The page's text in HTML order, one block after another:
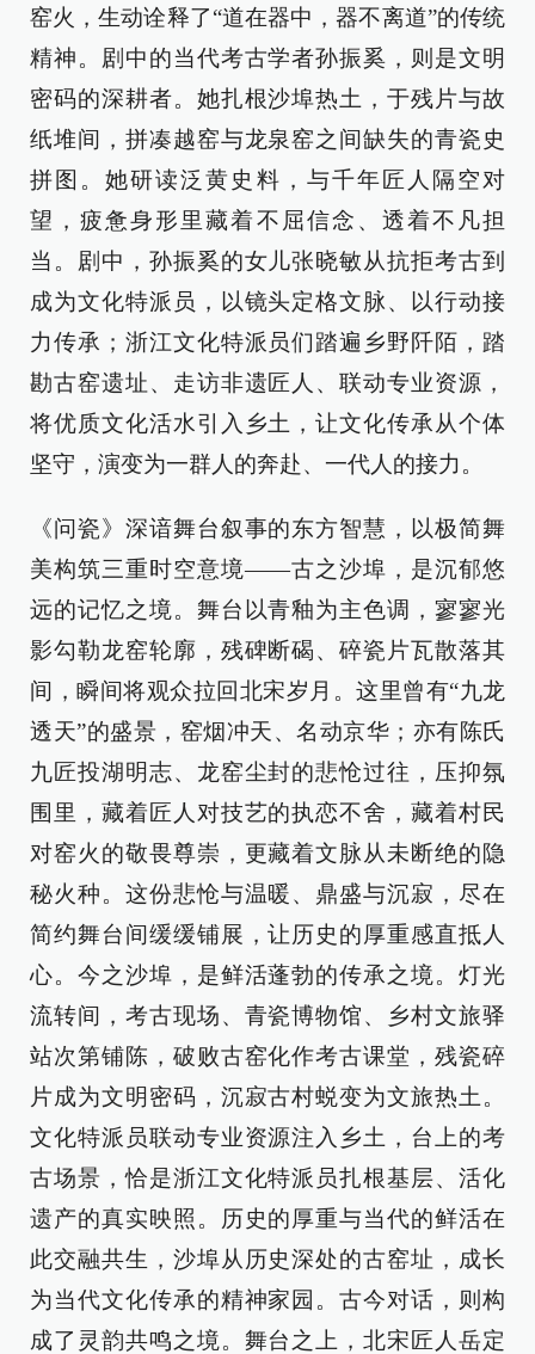
窑火，生动诠释了“道在器中，器不离道”的传统
精神。剧中的当代考古学者孙振奚，则是文明
密码的深耕者。她扎根沙埠热土，于残片与故
纸堆间，拼凑越窑与龙泉窑之间缺失的青瓷史
拼图。她研读泛黄史料，与千年匠人隔空对
望，疲惫身形里藏着不屈信念、透着不凡担
当。剧中，孙振奚的女儿张晓敏从抗拒考古到
成为文化特派员，以镜头定格文脉、以行动接
力传承；浙江文化特派员们踏遍乡野阡陌，踏
勘古窑遗址、走访非遗匠人、联动专业资源，
将优质文化活水引入乡土，让文化传承从个体
坚守，演变为一群人的奔赴、一代人的接力。
《问瓷》深谙舞台叙事的东方智慧，以极简舞
美构筑三重时空意境——古之沙埠，是沉郁悠
远的记忆之境。舞台以青釉为主色调，寥寥光
影勾勒龙窑轮廓，残碑断碣、碎瓷片瓦散落其
间，瞬间将观众拉回北宋岁月。这里曾有“九龙
透天”的盛景，窑烟冲天、名动京华；亦有陈氏
九匠投湖明志、龙窑尘封的悲怆过往，压抑氛
围里，藏着匠人对技艺的执恋不舍，藏着村民
对窑火的敬畏尊崇，更藏着文脉从未断绝的隐
秘火种。这份悲怆与温暖、鼎盛与沉寂，尽在
简约舞台间缓缓铺展，让历史的厚重感直抵人
心。今之沙埠，是鲜活蓬勃的传承之境。灯光
流转间，考古现场、青瓷博物馆、乡村文旅驿
站次第铺陈，破败古窑化作考古课堂，残瓷碎
片成为文明密码，沉寂古村蜕变为文旅热土。
文化特派员联动专业资源注入乡土，台上的考
古场景，恰是浙江文化特派员扎根基层、活化
遗产的真实映照。历史的厚重与当代的鲜活在
此交融共生，沙埠从历史深处的古窑址，成长
为当代文化传承的精神家园。古今对话，则构
成了灵韵共鸣之境。舞台之上，北宋匠人岳定